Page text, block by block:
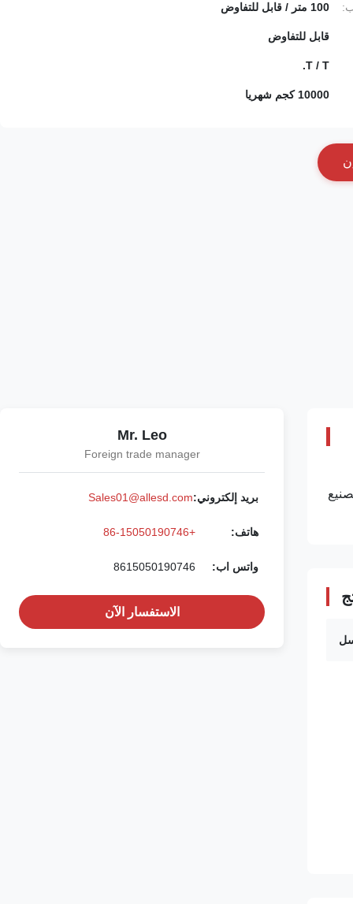
100 متر / قابل للتفاوض
قابل للتفاوض
T / T.
10000 كجم شهريا
ن
Mr. Leo
Foreign trade manager
بريد إلكتروني:Sales01@allesd.com
هاتف: +86-15050190746
واتس اب: 8615050190746
الاستفسار الآن